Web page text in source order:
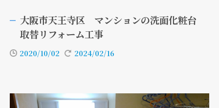
大阪市天王寺区 マンションの洗面化粧台
取替リフォーム工事
2020/10/02 2024/02/16